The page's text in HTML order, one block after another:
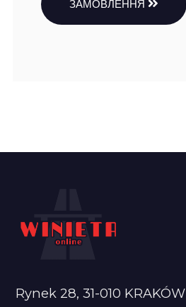
ЗАМОВЛЕННЯ
Rynek 28, 31-010 KRAKÓW